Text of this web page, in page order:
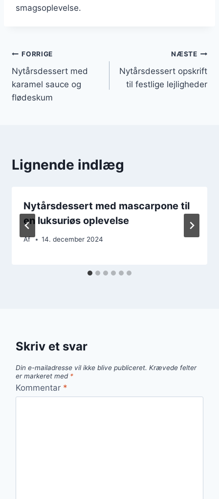
smagsoplevelse.
Indlægsnavigation
FORRIGE
Nytårsdessert med
karamel sauce og
flødeskum
NÆSTE
Nytårsdessert opskrift
til festlige lejligheder
Lignende indlæg
Nytårsdessert med mascarpone til
en luksuriøs oplevelse
Af 14. december 2024
Skriv et svar
Din e-mailadresse vil ikke blive publiceret. Krævede felter
er markeret med *
Kommentar *